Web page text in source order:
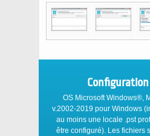
OS Microsoft Windows®,
v.2002-2019 pour Windows
au moins une locale .pst
être configuré). Les fichiers